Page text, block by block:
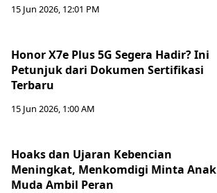
15 Jun 2026, 12:01 PM
Honor X7e Plus 5G Segera Hadir? Ini
Petunjuk dari Dokumen Sertifikasi
Terbaru
15 Jun 2026, 1:00 AM
Hoaks dan Ujaran Kebencian
Meningkat, Menkomdigi Minta Anak
Muda Ambil Peran